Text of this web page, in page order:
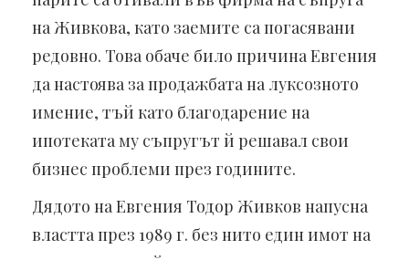
на Живкова, като заемите са погасявани
редовно. Това обаче било причина Евгения
да настоява за продажбата на луксозното
имение, тъй като благодарение на
ипотеката му съпругът й решавал свои
бизнес проблеми през годините.
Дядото на Евгения Тодор Живков напусна
властта през 1989 г. без нито един имот на